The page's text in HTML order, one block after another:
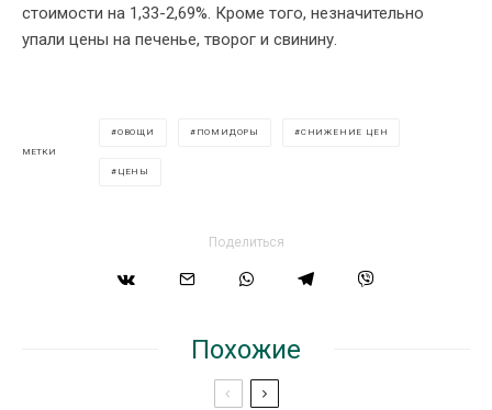
стоимости на 1,33-2,69%. Кроме того, незначительно
упали цены на печенье, творог и свинину.
МЕТКИ
ОВОЩИ ПОМИДОРЫ СНИЖЕНИЕ ЦЕН
ЦЕНЫ
Поделиться
Похожие